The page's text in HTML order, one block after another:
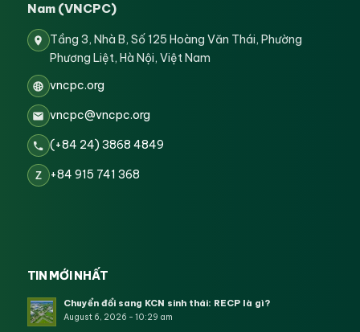
Nam (VNCPC)
Tầng 3, Nhà B, Số 125 Hoàng Văn Thái, Phường
Phương Liệt, Hà Nội, Việt Nam
vncpc.org
vncpc@vncpc.org
(+84 24) 3868 4849
Z +84 915 741 368
TIN MỚI NHẤT
Chuyển đổi sang KCN sinh thái: RECP là gì?
August 6, 2026 - 10:29 am